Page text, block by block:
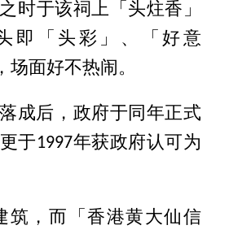
时于该祠上「头炷香」
即「头彩」、「好意
面好不热闹。
成后，政府于同年正式
于1997年获政府认可为
筑，而「香港黄大仙信